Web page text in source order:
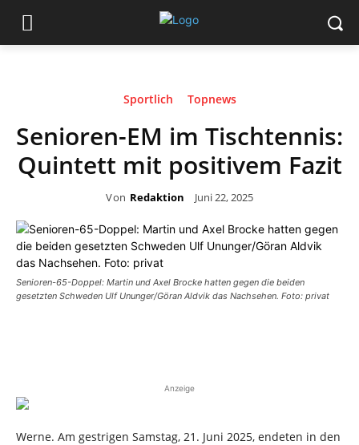
Sportlich Topnews
Senioren-EM im Tischtennis:
Quintett mit positivem Fazit
Von Redaktion Juni 22, 2025
Senioren-65-Doppel: Martin und Axel Brocke hatten gegen die beiden
gesetzten Schweden Ulf Ununger/Göran Aldvik das Nachsehen. Foto: privat
Anzeige
Werne. Am gestrigen Samstag, 21. Juni 2025, endeten in den